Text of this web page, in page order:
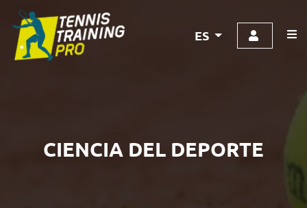
ES
CIENCIA DEL DEPORTE